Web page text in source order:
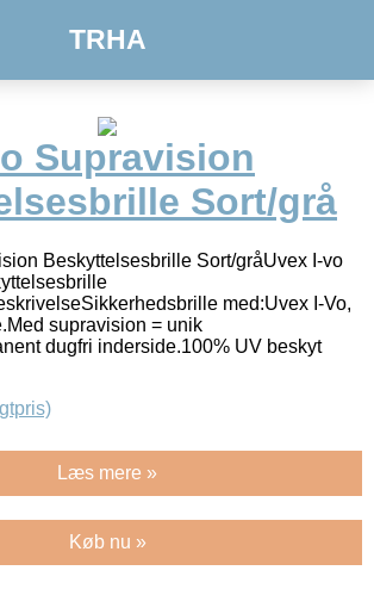
TRHA
Supravision
Sort/grå
Beskyttelsesbrille Sort/gråUvex I-vo
med:Uvex I-Vo,
supravision = unik
dugfri inderside.100% UV beskyt
Læs mere »
Køb nu »